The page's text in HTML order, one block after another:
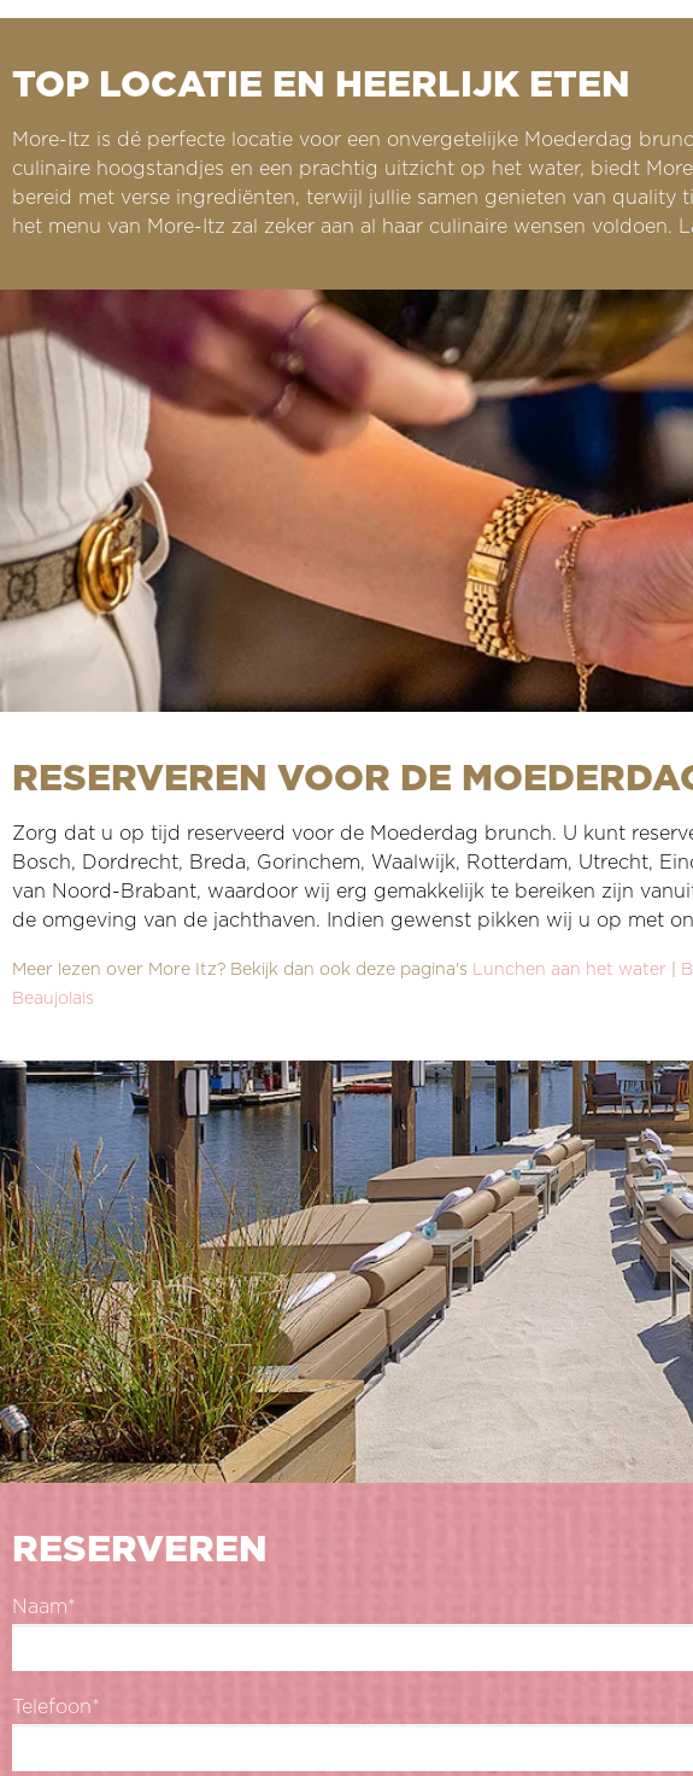
TOP LOCATIE EN HEERLIJK ETEN
More-Itz is dé perfecte locatie voor een onvergetelijke Moederdag
culinaire hoogstandjes en een prachtig uitzicht op het water, biedt
bereid met verse ingrediënten, terwijl jullie samen genieten van
het menu van More-Itz zal zeker aan al haar culinaire wensen
RESERVEREN VOOR DE
Zorg dat u op tijd reserveerd voor de Moederdag brunch. U kunt
Bosch, Dordrecht, Breda, Gorinchem, Waalwijk, Rotterdam, Utrecht,
van Noord-Brabant, waardoor wij erg gemakkelijk te bereiken zijn
de omgeving van de jachthaven. Indien gewenst pikken wij u op met
Meer lezen over More Itz? Bekijk dan ook deze pagina's Lunchen aan het water
Beaujolais
RESERVEREN
Naam*
Telefoon*